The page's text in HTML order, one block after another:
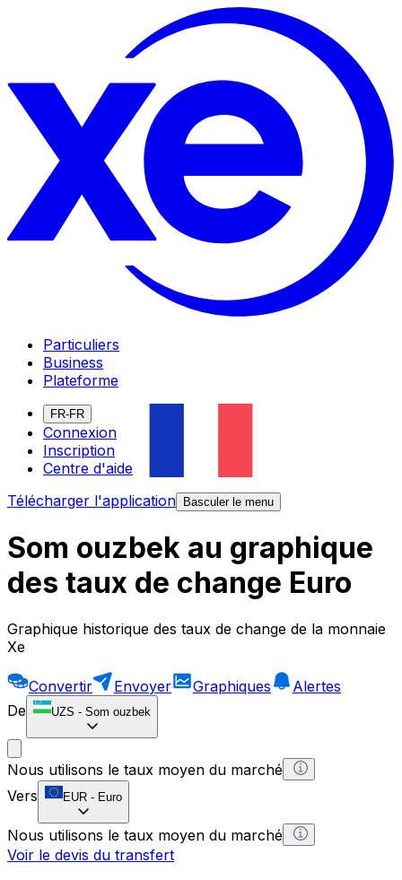
Particuliers
Business
Plateforme
FR-FR
Connexion
Inscription
Centre d'aide
Télécharger l'application
Basculer le menu
Som ouzbek au graphique
des taux de change Euro
Graphique historique des taux de change de la monnaie
Xe
Convertir Envoyer Graphiques
Alertes
De
UZS - Som ouzbek
Nous utilisons le taux moyen du marché
Vers
EUR - Euro
Nous utilisons le taux moyen du marché
Voir le devis du transfert